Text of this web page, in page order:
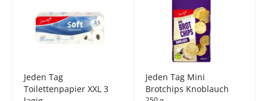
Jeden Tag
Toilettenpapier XXL 3
Jeden Tag Mini
Brotchips Knoblauch